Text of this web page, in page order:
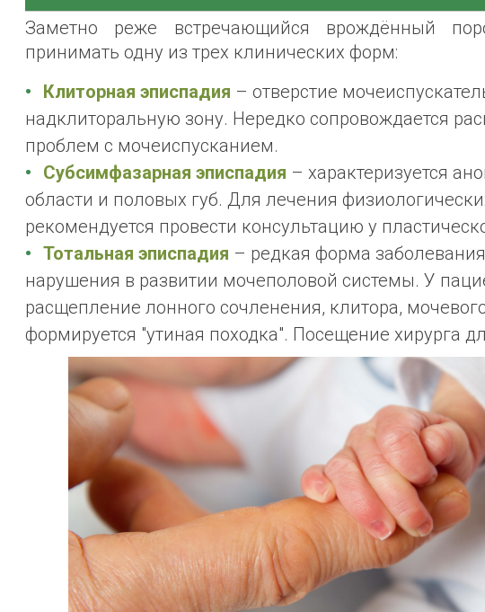
Заметно реже встречающийся врождённый
принимать одну из трех клинических форм:
Клиторная эписпадия – отверстие
надклиторальную зону. Нередко сопровождается
проблем с мочеиспусканием.
Субсимфазарная эписпадия – характеризуется
области и половых губ. Для лечения
рекомендуется провести консультацию у
Тотальная эписпадия – редкая форма
нарушения в развитии мочеполовой системы. У
расщепление лонного сочленения, клитора,
формируется "утиная походка". Посещение хирурга